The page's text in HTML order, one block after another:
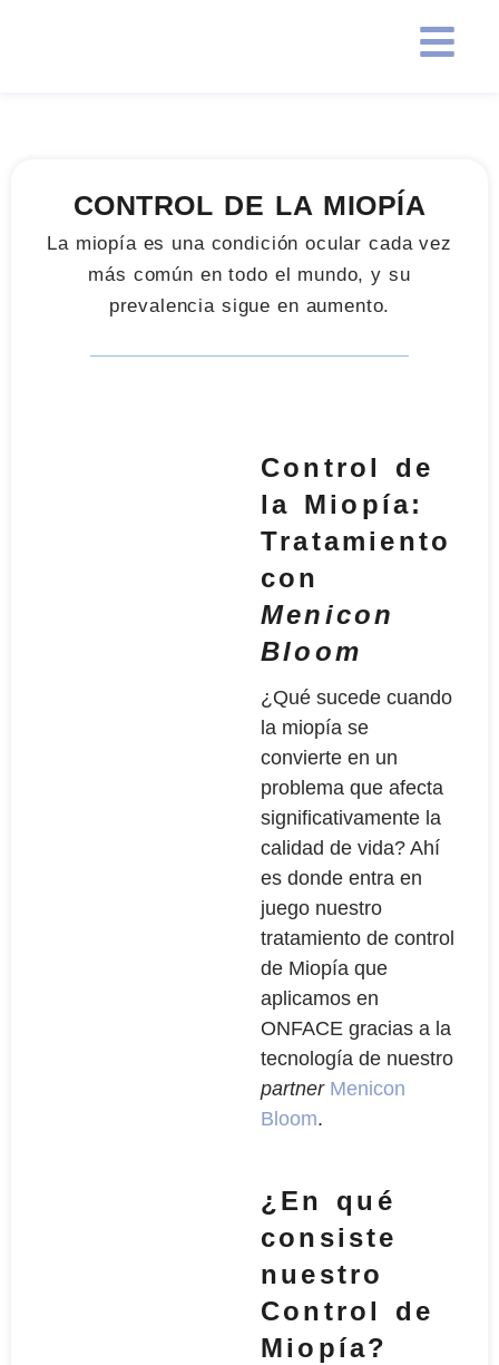
CONTROL DE LA MIOPÍA
La miopía es una condición ocular cada vez
más común en todo el mundo, y su
prevalencia sigue en aumento.
Control de
la Miopía:
Tratamiento
con
Menicon
Bloom
¿Qué sucede cuando
la miopía se
convierte en un
problema que afecta
significativamente la
calidad de vida? Ahí
es donde entra en
juego nuestro
tratamiento de control
de Miopía que
aplicamos en
ONFACE gracias a la
tecnología de nuestro
partner Menicon
Bloom.
¿En qué
consiste
nuestro
Control de
Miopía?